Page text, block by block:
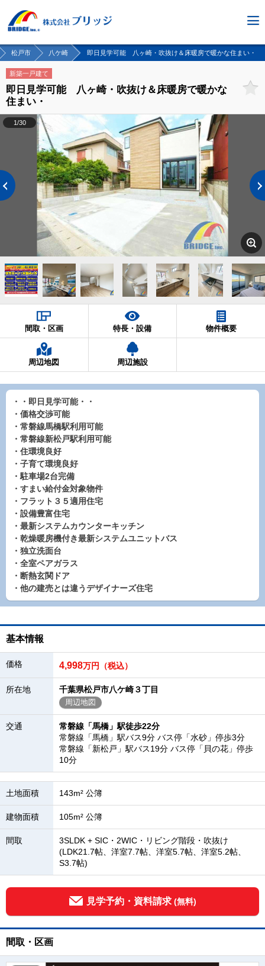
松戸市 八ケ崎 即日見学可能 八ヶ崎・吹抜け＆床暖房で暖かな住まい・
新築一戸建て
即日見学可能 八ヶ崎・吹抜け＆床暖房で暖かな
住まい・
1/30
間取・区画 特長・設備 物件概要
周辺地図 周辺施設
・・即日見学可能・・
・価格交渉可能
・常磐線馬橋駅利用可能
・常磐線新松戸駅利用可能
・住環境良好
・子育て環境良好
・駐車場2台完備
・すまい給付金対象物件
・フラット３５適用住宅
・設備豊富住宅
・最新システムカウンターキッチン
・乾燥暖房機付き最新システムユニットバス
・独立洗面台
・全室ペアガラス
・断熱玄関ドア
・他の建売とは違うデザイナーズ住宅
基本情報
価格 4,998万円（税込）
所在地 千葉県松戸市八ケ崎３丁目
周辺地図
交通
常磐線「馬橋」駅徒歩22分
常磐線「馬橋」駅バス9分 バス停「水砂」停歩3分
常磐線「新松戸」駅バス19分 バス停「貝の花」停歩
10分
土地面積 143m² 公簿
建物面積 105m² 公簿
間取
3SLDK + SIC・2WIC・リビング階段・吹抜け
(LDK21.7帖、洋室7.7帖、洋室5.7帖、洋室5.2帖、
S3.7帖)
見学予約・資料請求 (無料)
間取・区画